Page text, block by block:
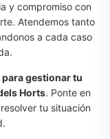
y compromiso con
Atendemos tanto
a cada caso
gestionar tu
Horts. Ponte en
tu situación